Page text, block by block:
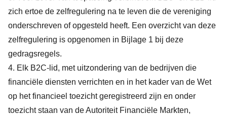
zich ertoe de zelfregulering na te leven die de vereniging
onderschreven of opgesteld heeft. Een overzicht van deze
zelfregulering is opgenomen in Bijlage 1 bij deze
gedragsregels.
4. Elk B2C-lid, met uitzondering van de bedrijven die
financiële diensten verrichten en in het kader van de Wet
op het financieel toezicht geregistreerd zijn en onder
toezicht staan van de Autoriteit Financiële Markten,